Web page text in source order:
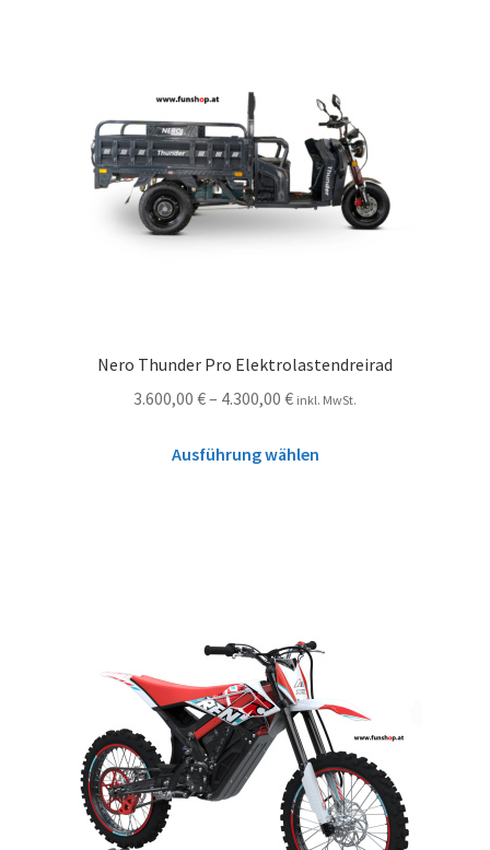
Nero Thunder Pro Elektrolastendreirad
3.600,00 €– 4.300,00 € inkl. MwSt.
Ausführung wählen